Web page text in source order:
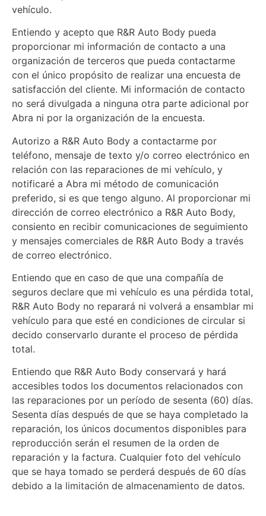
vehículo.
Entiendo y acepto que R&R Auto Body pueda
proporcionar mi información de contacto a una
organización de terceros que pueda contactarme
con el único propósito de realizar una encuesta de
satisfacción del cliente. Mi información de contacto
no será divulgada a ninguna otra parte adicional por
Abra ni por la organización de la encuesta.
Autorizo a R&R Auto Body a contactarme por
teléfono, mensaje de texto y/o correo electrónico en
relación con las reparaciones de mi vehículo, y
notificaré a Abra mi método de comunicación
preferido, si es que tengo alguno. Al proporcionar mi
dirección de correo electrónico a R&R Auto Body,
consiento en recibir comunicaciones de seguimiento
y mensajes comerciales de R&R Auto Body a través
de correo electrónico.
Entiendo que en caso de que una compañía de
seguros declare que mi vehículo es una pérdida total,
R&R Auto Body no reparará ni volverá a ensamblar mi
vehículo para que esté en condiciones de circular si
decido conservarlo durante el proceso de pérdida
total.
Entiendo que R&R Auto Body conservará y hará
accesibles todos los documentos relacionados con
las reparaciones por un período de sesenta (60) días.
Sesenta días después de que se haya completado la
reparación, los únicos documentos disponibles para
reproducción serán el resumen de la orden de
reparación y la factura. Cualquier foto del vehículo
que se haya tomado se perderá después de 60 días
debido a la limitación de almacenamiento de datos.